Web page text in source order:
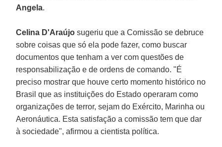
Angela.
Celina D'Araújo sugeriu que a Comissão se debruce
sobre coisas que só ela pode fazer, como buscar
documentos que tenham a ver com questões de
responsabilização e de ordens de comando. "É
preciso mostrar que houve certo momento histórico no
Brasil que as instituições do Estado operaram como
organizações de terror, sejam do Exército, Marinha ou
Aeronáutica. Esta satisfação a comissão tem que dar
à sociedade", afirmou a cientista política.